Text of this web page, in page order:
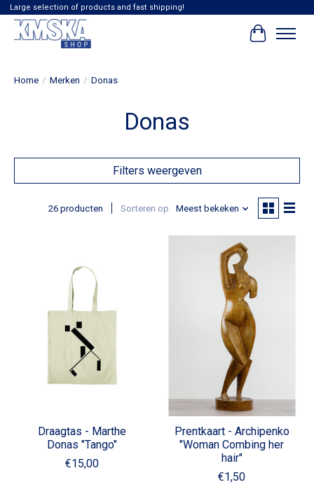
Large selection of products and fast shipping!
Home / Merken / Donas
Donas
Filters weergeven
26 producten Sorteren op Meest bekeken
Draagtas - Marthe
Donas "Tango"
€15,00
Prentkaart - Archipenko
"Woman Combing her
hair"
€1,50